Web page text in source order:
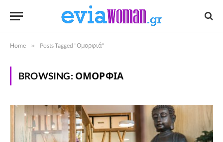
Home » Posts Tagged "Ομορφιά"
BROWSING: ΟΜΟΡΦΙΆ